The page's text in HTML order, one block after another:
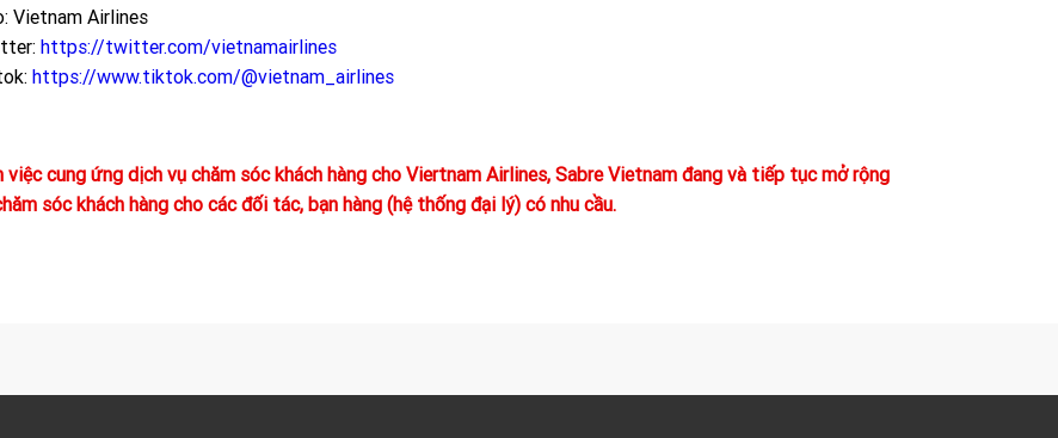
Vietnam Airlines
https://twitter.com/vietnamairlines
https://www.tiktok.com/@vietnam_airlines
việc cung ứng dịch vụ chăm sóc khách hàng cho Viertnam Airlines, Sabre Vietnam đang và tiếp tục mở rộng
sóc khách hàng cho các đối tác, bạn hàng (hệ thống đại lý) có nhu cầu.